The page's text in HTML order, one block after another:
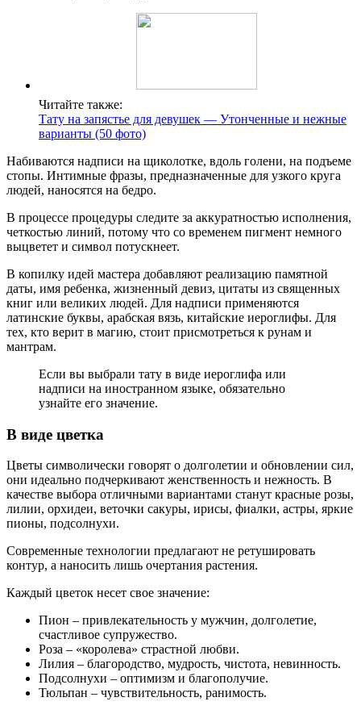
Читайте также:
Тату на запястье для девушек — Утонченные и нежные
варианты (50 фото)
Набиваются надписи на щиколотке, вдоль голени, на подъеме
стопы. Интимные фразы, предназначенные для узкого круга
людей, наносятся на бедро.
В процессе процедуры следите за аккуратностью исполнения,
четкостью линий, потому что со временем пигмент немного
выцветет и символ потускнеет.
В копилку идей мастера добавляют реализацию памятной
даты, имя ребенка, жизненный девиз, цитаты из священных
книг или великих людей. Для надписи применяются
латинские буквы, арабская вязь, китайские иероглифы. Для
тех, кто верит в магию, стоит присмотреться к рунам и
мантрам.
Если вы выбрали тату в виде иероглифа или
надписи на иностранном языке, обязательно
узнайте его значение.
В виде цветка
Цветы символически говорят о долголетии и обновлении сил,
они идеально подчеркивают женственность и нежность. В
качестве выбора отличными вариантами станут красные розы,
лилии, орхидеи, веточки сакуры, ирисы, фиалки, астры, яркие
пионы, подсолнухи.
Современные технологии предлагают не ретушировать
контур, а наносить лишь очертания растения.
Каждый цветок несет свое значение:
Пион – привлекательность у мужчин, долголетие,
счастливое супружество.
Роза – «королева» страстной любви.
Лилия – благородство, мудрость, чистота, невинность.
Подсолнухи – оптимизм и благополучие.
Тюльпан – чувствительность, ранимость.